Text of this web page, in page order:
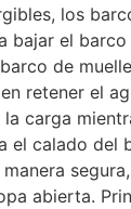
los
bajar el
de
retener el
carga
el calado del
abierta.